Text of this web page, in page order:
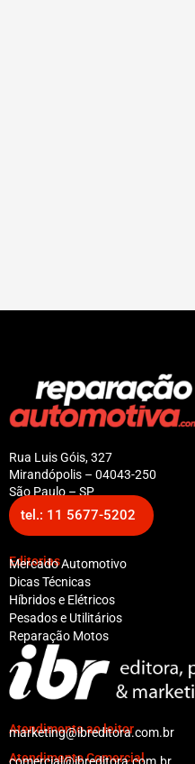
Rua Luis Góis, 327
Mirandópolis – 04043-250
São Paulo – SP
tel.: 11 5677-5202
Editorias
Mercado Automotivo
Dicas Técnicas
Híbridos e Elétricos
Pesados e Utilitários
Reparação Motos
Atendimento ao leitor
marketing@ibreditora.com.br
Atendimento Comercial